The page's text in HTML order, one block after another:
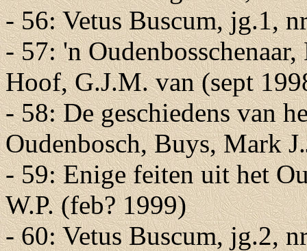
- 56: Vetus Buscum, jg.1,
- 57: 'n
Hoof, G.J.M. van (sept
- 58: De geschiedens van
Oudenbosch, Buys, Mark
- 59: Enige feiten uit het
W.P. (feb? 1999)
- 60: Vetus Buscum, jg.2,